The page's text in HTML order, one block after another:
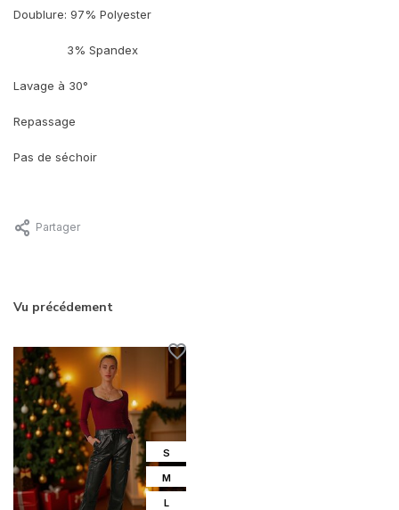
Doublure: 97% Polyester
3% Spandex
Lavage à 30°
Repassage
Pas de séchoir
Partager
Vu précédement
S
M
L